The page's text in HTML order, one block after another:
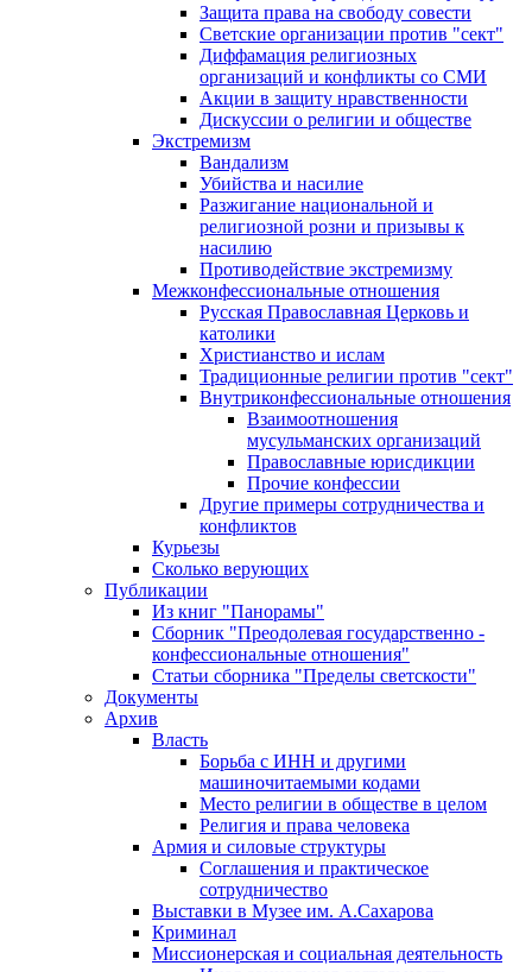
Защита права на свободу совести
Светские организации против "сект"
Диффамация религиозных
организаций и конфликты со СМИ
Акции в защиту нравственности
Дискуссии о религии и обществе
Экстремизм
Вандализм
Убийства и насилие
Разжигание национальной и
религиозной розни и призывы к
насилию
Противодействие экстремизму
Межконфессиональные отношения
Русская Православная Церковь и
католики
Христианство и ислам
Традиционные религии против "сект"
Внутриконфессиональные отношения
Взаимоотношения
мусульманских организаций
Православные юрисдикции
Прочие конфессии
Другие примеры сотрудничества и
конфликтов
Курьезы
Сколько верующих
Публикации
Из книг "Панорамы"
Сборник "Преодолевая государственно -
конфессиональные отношения"
Статьи сборника "Пределы светскости"
Документы
Архив
Власть
Борьба с ИНН и другими
машиночитаемыми кодами
Место религии в обществе в целом
Религия и права человека
Армия и силовые структуры
Соглашения и практическое
сотрудничество
Выставки в Музее им. А.Сахарова
Криминал
Миссионерская и социальная деятельность